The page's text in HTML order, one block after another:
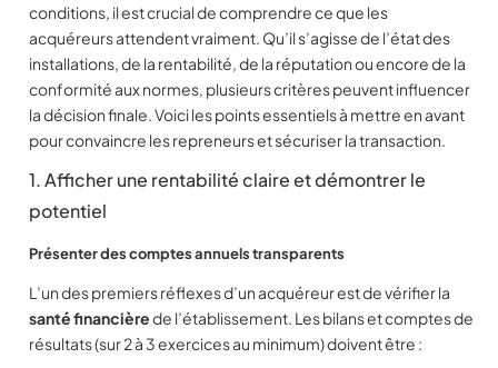
conditions, il est crucial de comprendre ce que les
acquéreurs attendent vraiment. Qu’il s’agisse de l’état des
installations, de la rentabilité, de la réputation ou encore de la
conformité aux normes, plusieurs critères peuvent influencer
la décision finale. Voici les points essentiels à mettre en avant
pour convaincre les repreneurs et sécuriser la transaction.
1. Afficher une rentabilité claire et démontrer le
potentiel
Présenter des comptes annuels transparents
L’un des premiers réflexes d’un acquéreur est de vérifier la
santé financièrede l’établissement. Les bilans et comptes de
résultats (sur 2 à 3 exercices au minimum) doivent être :